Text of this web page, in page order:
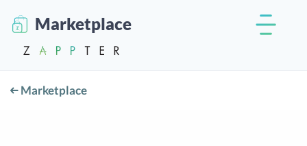
Marketplace
Marketplace